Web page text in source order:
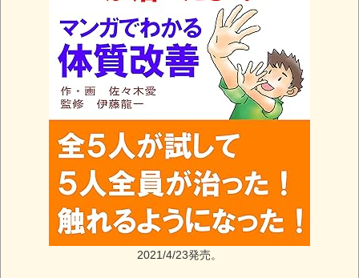
2021/4/23発売。